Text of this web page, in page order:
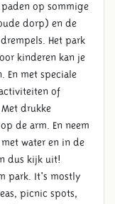
op sommige
dorp) en de
Het park
kinderen kan je
En met speciale
of
drukke
de arm. En neem
water en in de
dus kijk uit!
park. It's mostly
picnic spots,